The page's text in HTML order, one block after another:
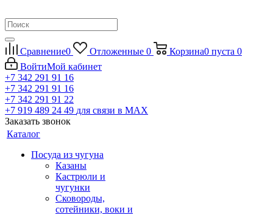
Сравнение0 Отложенные 0 Корзина0 пуста 0
ВойтиМой кабинет
+7 342 291 91 16
+7 342 291 91 16
+7 342 291 91 22
+7 919 489 24 49 для связи в МАХ
Заказать звонок
Каталог
Посуда из чугуна
Казаны
Кастрюли и
чугунки
Сковороды,
сотейники, воки и